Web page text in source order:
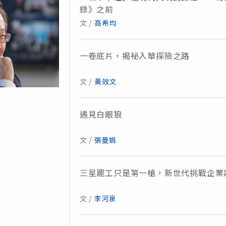
錄》之前
文 / 高希均
一卷底片，揭祕入華探險之路
文 / 黃效文
遇見白眼狼
文 / 張曼娟
三星罷工只是第一槍，新世代挑戰企
文 / 李河泉